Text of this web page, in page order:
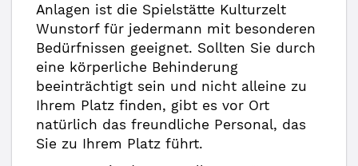
Anlagen ist die Spielstätte Kulturzelt
Wunstorf für jedermann mit besonderen
Bedürfnissen geeignet. Sollten Sie durch
eine körperliche Behinderung
beeinträchtigt sein und nicht alleine zu
Ihrem Platz finden, gibt es vor Ort
natürlich das freundliche Personal, das
Sie zu Ihrem Platz führt.